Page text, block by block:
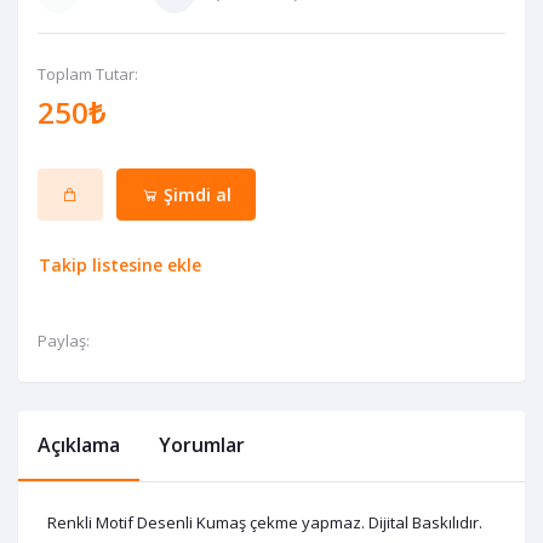
Toplam Tutar:
250₺
Şimdi al
Takip listesine ekle
Paylaş:
Açıklama Yorumlar
Renkli Motif Desenli Kumaş çekme yapmaz. Dijital Baskılıdır.